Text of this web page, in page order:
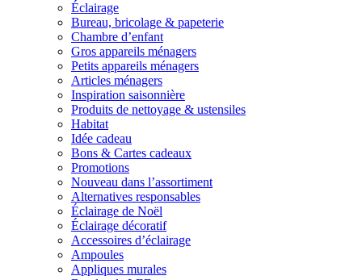
Éclairage
Bureau, bricolage & papeterie
Chambre d’enfant
Gros appareils ménagers
Petits appareils ménagers
Articles ménagers
Inspiration saisonnière
Produits de nettoyage & ustensiles
Habitat
Idée cadeau
Bons & Cartes cadeaux
Promotions
Nouveau dans l’assortiment
Alternatives responsables
Éclairage de Noël
Éclairage décoratif
Accessoires d’éclairage
Ampoules
Appliques murales